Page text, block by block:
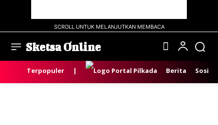
SCROLL UNTUK MELANJUTKAN MEMBACA
Sketsa Online
Terpopuler | Berita Sosial